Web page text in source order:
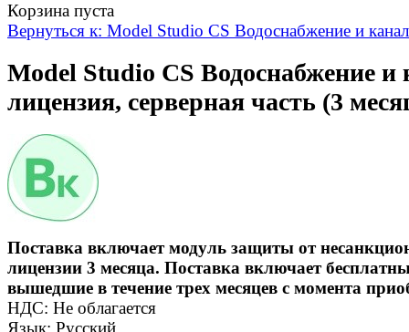
Корзина пуста
Вернуться к: Model Studio CS Водоснабжение и
Model Studio CS Водоснабжение и
лицензия, серверная часть (3
Поставка включает модуль защиты от
лицензии 3 месяца. Поставка включает
вышедшие в течение трех месяцев с момента
НДС: Не облагается
Язык: Русский